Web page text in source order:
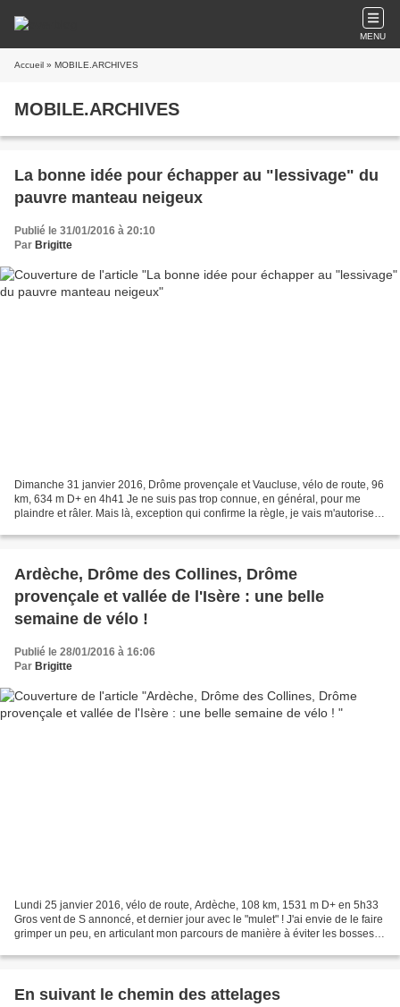
MENU
Accueil » MOBILE.ARCHIVES
MOBILE.ARCHIVES
La bonne idée pour échapper au "lessivage" du
pauvre manteau neigeux
Publié le 31/01/2016 à 20:10
Par Brigitte
Dimanche 31 janvier 2016, Drôme provençale et Vaucluse, vélo de route, 96
km, 634 m D+ en 4h41 Je ne suis pas trop connue, en général, pour me
plaindre et râler. Mais là, exception qui confirme la règle, je vais m'autoriser
Ardèche, Drôme des Collines, Drôme
provençale et vallée de l'Isère : une belle
semaine de vélo !
Publié le 28/01/2016 à 16:06
Par Brigitte
Lundi 25 janvier 2016, vélo de route, Ardèche, 108 km, 1531 m D+ en 5h33
Gros vent de S annoncé, et dernier jour avec le "mulet" ! J'ai envie de le faire
grimper un peu, en articulant mon parcours de manière à éviter les bosses
En suivant le chemin des attelages